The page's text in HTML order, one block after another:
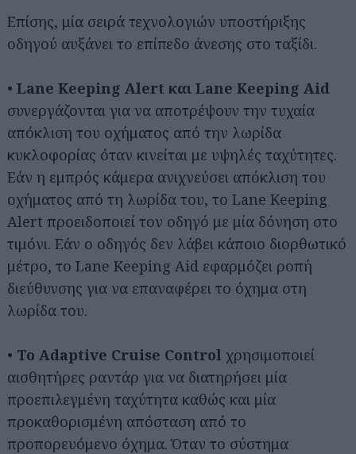
Επίσης, μία σειρά τεχνολογιών υποστήριξης
οδηγού αυξάνει το επίπεδο άνεσης στο ταξίδι.
• Lane Keeping Alert και Lane Keeping Aid
συνεργάζονται για να αποτρέψουν την τυχαία
απόκλιση του οχήματος από την λωρίδα
κυκλοφορίας όταν κινείται με υψηλές ταχύτητες.
Εάν η εμπρός κάμερα ανιχνεύσει απόκλιση του
οχήματος από τη λωρίδα του, το Lane Keeping
Alert προειδοποιεί τον οδηγό με μία δόνηση στο
τιμόνι. Εάν ο οδηγός δεν λάβει κάποιο διορθωτικό
μέτρο, το Lane Keeping Aid εφαρμόζει ροπή
διεύθυνσης για να επαναφέρει το όχημα στη
λωρίδα του.
• Το Adaptive Cruise Control χρησιμοποιεί
αισθητήρες ραντάρ για να διατηρήσει μία
προεπιλεγμένη ταχύτητα καθώς και μία
προκαθορισμένη απόσταση από το
προπορευόμενο όχημα. Όταν το σύστημα